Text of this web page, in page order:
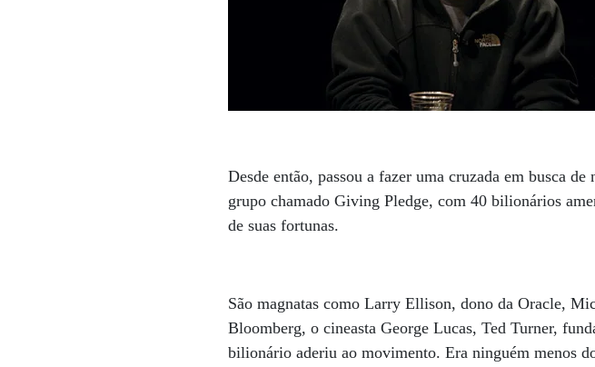
Desde então, passou a fazer uma cruzada em busca
grupo chamado Giving Pledge, com 40 bilionários
de suas fortunas.
São magnatas como Larry Ellison, dono da Oracle,
Bloomberg, o cineasta George Lucas, Ted Turner,
bilionário aderiu ao movimento. Era ninguém menos